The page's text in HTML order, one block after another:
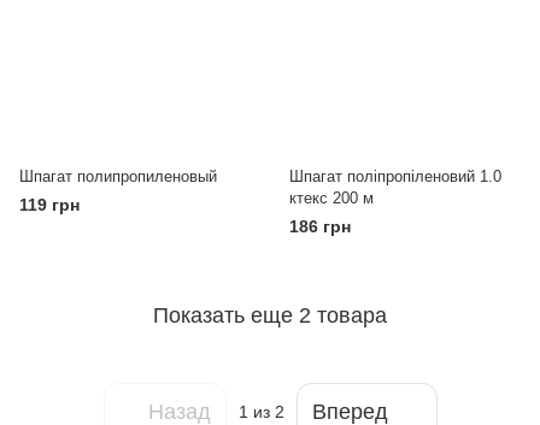
Шпагат полипропиленовый
119 грн
Шпагат поліпропіленовий 1.0
ктекс 200 м
186 грн
Показать еще 2 товара
Назад 1 из 2 Вперед